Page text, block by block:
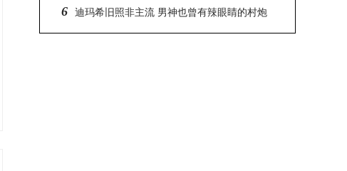
也有
6 迪玛希旧照非主流 男神也曾有辣眼睛的村炮
造型